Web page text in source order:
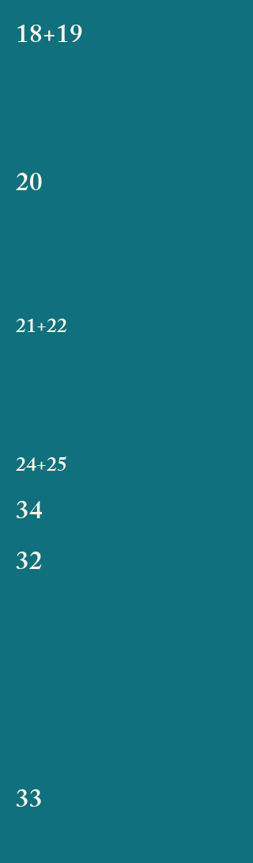
18+19
20
21+22
24+25
34
32
33